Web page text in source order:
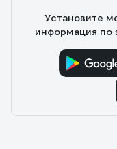
Установите
информация по